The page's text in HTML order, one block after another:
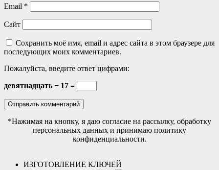
Email *
Сайт
Сохранить моё имя, email и адрес сайта в этом браузере для
последующих моих комментариев.
Пожалуйста, введите ответ цифрами:
девятнадцать − 17 =
*Нажимая на кнопку, я даю согласие на рассылку, обработку
персональных данных и принимаю политику
конфиденциальности.
ИЗГОТОВЛЕНИЕ КЛЮЧЕЙ